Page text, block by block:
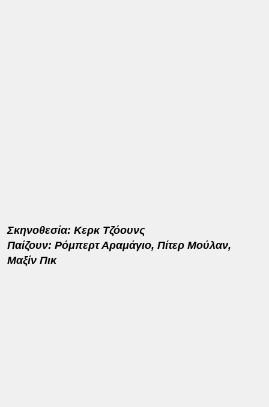
Σκηνοθεσία: Κερκ Τζόουνς
Παίζουν: Ρόμπερτ Αραμάγιο, Πίτερ Μούλαν,
Μαξίν Πικ